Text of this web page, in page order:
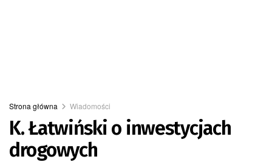
Strona główna Wiadomości
K. Łatwiński o inwestycjach
drogowych